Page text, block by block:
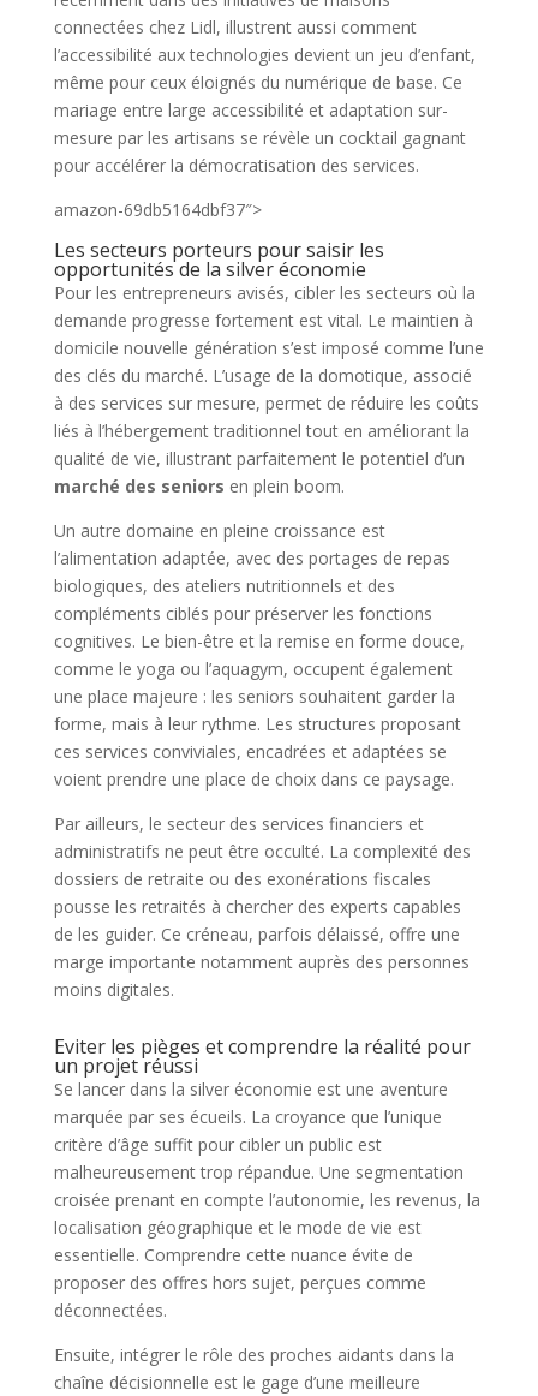
connectées chez Lidl, illustrent aussi comment
l’accessibilité aux technologies devient un jeu d’enfant,
même pour ceux éloignés du numérique de base. Ce
mariage entre large accessibilité et adaptation sur-
mesure par les artisans se révèle un cocktail gagnant
pour accélérer la démocratisation des services.
amazon-69db5164dbf37″>
Les secteurs porteurs pour saisir les
opportunités de la silver économie
Pour les entrepreneurs avisés, cibler les secteurs où la
demande progresse fortement est vital. Le maintien à
domicile nouvelle génération s’est imposé comme l’une
des clés du marché. L’usage de la domotique, associé
à des services sur mesure, permet de réduire les coûts
liés à l’hébergement traditionnel tout en améliorant la
qualité de vie, illustrant parfaitement le potentiel d’un
marché des seniors en plein boom.
Un autre domaine en pleine croissance est
l’alimentation adaptée, avec des portages de repas
biologiques, des ateliers nutritionnels et des
compléments ciblés pour préserver les fonctions
cognitives. Le bien-être et la remise en forme douce,
comme le yoga ou l’aquagym, occupent également
une place majeure : les seniors souhaitent garder la
forme, mais à leur rythme. Les structures proposant
ces services conviviales, encadrées et adaptées se
voient prendre une place de choix dans ce paysage.
Par ailleurs, le secteur des services financiers et
administratifs ne peut être occulté. La complexité des
dossiers de retraite ou des exonérations fiscales
pousse les retraités à chercher des experts capables
de les guider. Ce créneau, parfois délaissé, offre une
marge importante notamment auprès des personnes
moins digitales.
Eviter les pièges et comprendre la réalité pour
un projet réussi
Se lancer dans la silver économie est une aventure
marquée par ses écueils. La croyance que l’unique
critère d’âge suffit pour cibler un public est
malheureusement trop répandue. Une segmentation
croisée prenant en compte l’autonomie, les revenus, la
localisation géographique et le mode de vie est
essentielle. Comprendre cette nuance évite de
proposer des offres hors sujet, perçues comme
déconnectées.
Ensuite, intégrer le rôle des proches aidants dans la
chaîne décisionnelle est le gage d’une meilleure